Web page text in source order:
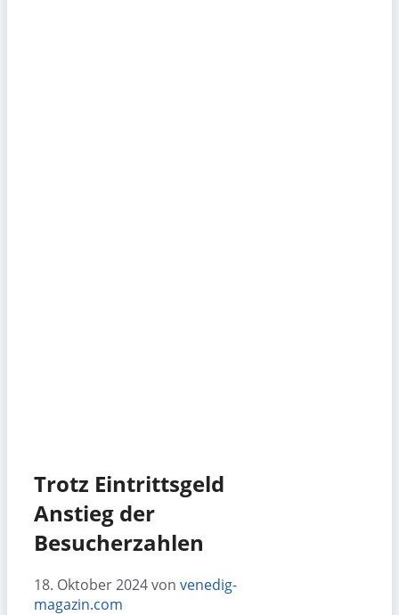
Trotz Eintrittsgeld
Anstieg der
Besucherzahlen
18. Oktober 2024von venedig-
magazin.com